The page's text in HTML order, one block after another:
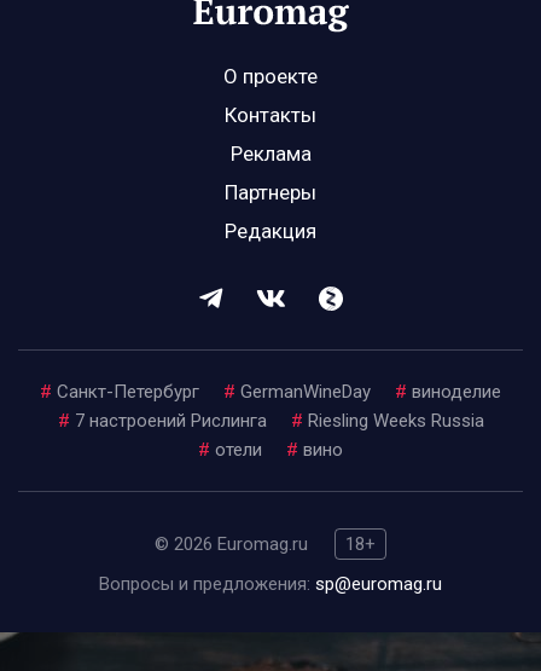
О проекте
Контакты
Реклама
Партнеры
Редакция
# Санкт-Петербург # GermanWineDay # виноделие
# 7 настроений Рислинга # Riesling Weeks Russia
# отели # вино
© 2026 Euromag.ru
18+
Вопросы и предложения: sp@euromag.ru